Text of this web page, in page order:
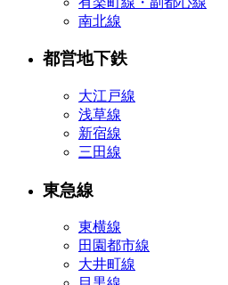
南北線
都営地下鉄
大江戸線
浅草線
新宿線
三田線
東急線
東横線
田園都市線
大井町線